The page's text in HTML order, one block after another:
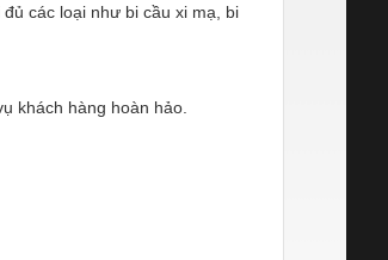
các loại như bi cầu xi mạ, bi
khách hàng hoàn hảo.